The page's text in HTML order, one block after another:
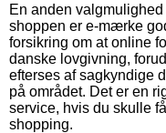
En anden
shoppen er e-mærke
forsikring om at online
danske lovgivning,
efterses af sagkyndige
på området. Det er en
service, hvis du skulle
shopping.